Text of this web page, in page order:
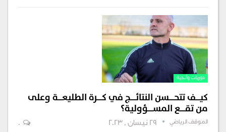
دوريات وأندية
كيــــف تتحـــــسن النتائـــــج في كـــــرة الطليعــــة وعلى
من تقـــــع المســـــؤولية؟
الموقف الرياضي 29 نيسان , 2023 0